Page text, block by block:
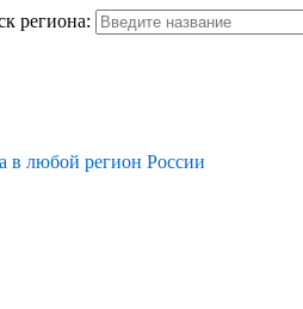
региона:
в любой регион России